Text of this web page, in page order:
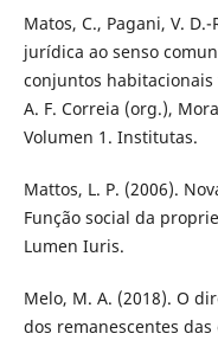
Matos, C., Pagani, V.
jurídica ao senso
conjuntos
A. F. Correia (org.),
Volumen 1. Institutas.
Mattos, L. P. (2006).
Função social da
Lumen Iuris.
Melo, M. A. (2018). O
dos remanescentes